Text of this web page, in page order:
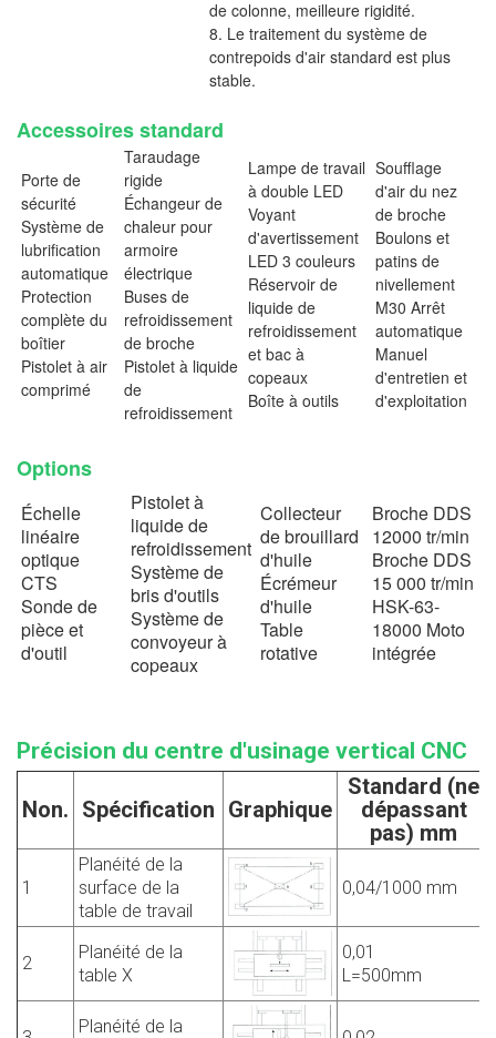
de colonne, meilleure rigidité.
8. Le traitement du système de
contrepoids d'air standard est plus
stable.
Accessoires standard
Porte de
sécurité
Système de
lubrification
automatique
Protection
complète du
boîtier
Pistolet à air
comprimé
Taraudage
rigide
Échangeur de
chaleur pour
armoire
électrique
Buses de
refroidissement
de broche
Pistolet à liquide
de
refroidissement
Lampe de travail
à double LED
Voyant
d'avertissement
LED 3 couleurs
Réservoir de
liquide de
refroidissement
et bac à
copeaux
Boîte à outils
Soufflage
d'air du nez
de broche
Boulons et
patins de
nivellement
M30 Arrêt
automatique
Manuel
d'entretien et
d'exploitation
Options
Échelle
linéaire
optique
CTS
Sonde de
pièce et
d'outil
Pistolet à
liquide de
refroidissement
Système de
bris d'outils
Système de
convoyeur à
copeaux
Collecteur
de brouillard
d'huile
Écrémeur
d'huile
Table
rotative
Broche DDS
12000 tr/min
Broche DDS
15 000 tr/min
HSK-63-
18000 Moto
intégrée
Précision du centre d'usinage vertical CNC
Non. Spécification Graphique
Standard (ne
dépassant
pas) mm
1
Planéité de la
surface de la
table de travail
0,04/1000 mm
2
Planéité de la
table X
0,01
L=500mm
Planéité de la